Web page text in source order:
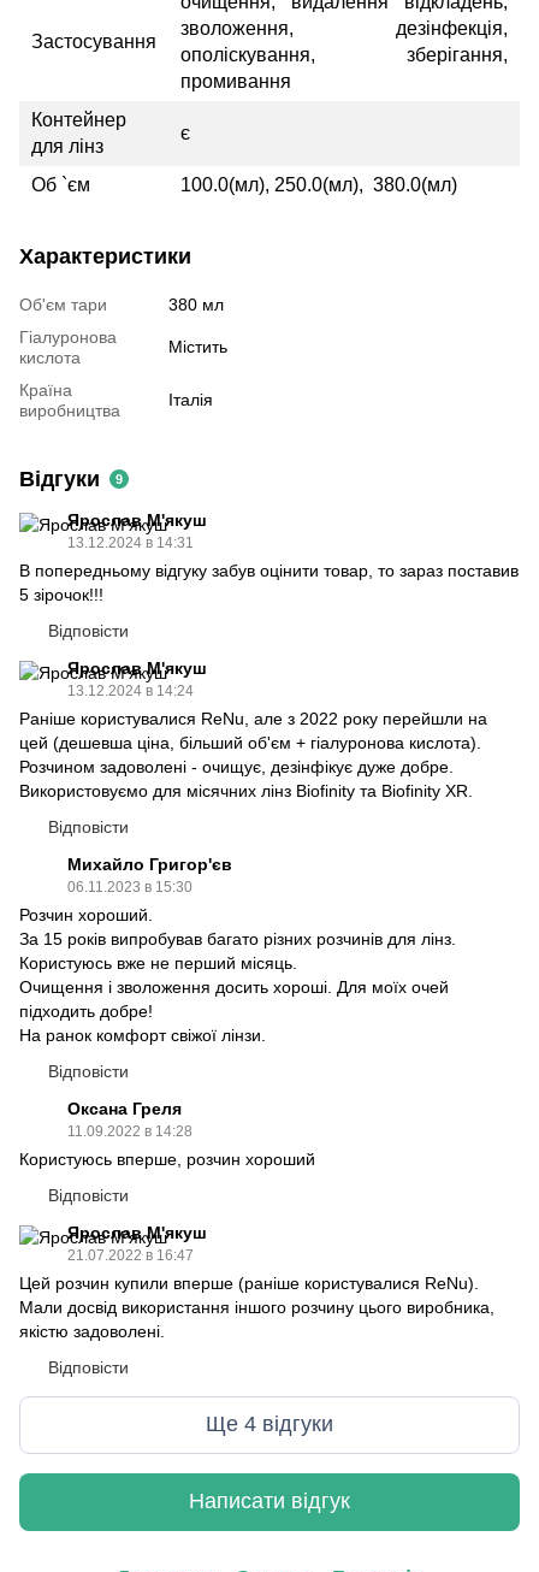
Застосування
зволоження, дезінфекція,
ополіскування, зберігання,
промивання
Контейнер
для лінз
є
Об `єм 100.0(мл), 250.0(мл), 380.0(мл)
Характеристики
Об'єм тари
380 мл
Гіалуронова
кислота
Містить
Країна
виробництва
Італія
Відгуки 9
Ярослав М'якуш
13.12.2024 в 14:31
В попередньому відгуку забув оцінити товар, то зараз поставив
5 зірочок!!!
Відповісти
Ярослав М'якуш
13.12.2024 в 14:24
Раніше користувалися ReNu, але з 2022 року перейшли на
цей (дешевша ціна, більший об'єм + гіалуронова кислота).
Розчином задоволені - очищує, дезінфікує дуже добре.
Використовуємо для місячних лінз Biofinity та Biofinity XR.
Відповісти
Михайло Григор'єв
06.11.2023 в 15:30
Розчин хороший.
За 15 років випробував багато різних розчинів для лінз.
Користуюсь вже не перший місяць.
Очищення і зволоження досить хороші. Для моїх очей
підходить добре!
На ранок комфорт свіжої лінзи.
Відповісти
Оксана Греля
11.09.2022 в 14:28
Користуюсь вперше, розчин хороший
Відповісти
Ярослав М'якуш
21.07.2022 в 16:47
Цей розчин купили вперше (раніше користувалися ReNu).
Мали досвід використання іншого розчину цього виробника,
якістю задоволені.
Відповісти
Ще 4 відгуки
Написати відгук